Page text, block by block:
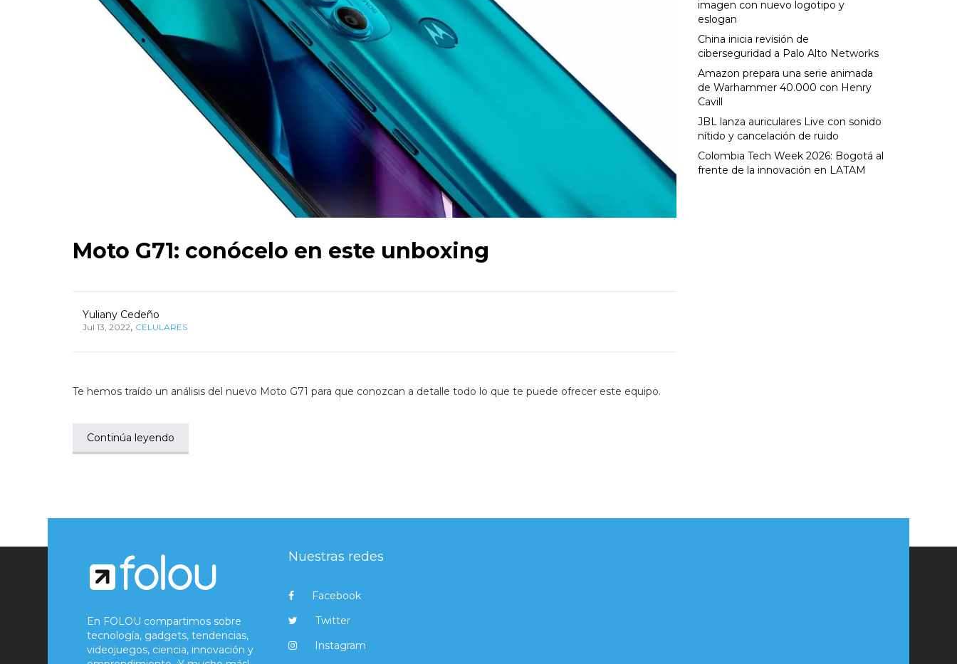
Moto G71: conócelo en este unboxing
Yuliany Cedeño
Jul 13, 2022, CELULARES
Te hemos traído un análisis del nuevo Moto G71 para que conozcan a detalle todo lo que te puede ofrecer este equipo.
Continúa leyendo
imagen con nuevo logotipo y
eslogan
China inicia revisión de
ciberseguridad a Palo Alto Networks
Amazon prepara una serie animada
de Warhammer 40.000 con Henry
Cavill
JBL lanza auriculares Live con sonido
nítido y cancelación de ruido
Colombia Tech Week 2026: Bogotá al
frente de la innovación en LATAM
En FOLOU compartimos sobre
tecnología, gadgets, tendencias,
videojuegos, ciencia, innovación y
Nuestras redes
Facebook
Twitter
Instagram